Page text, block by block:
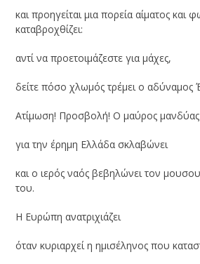
και προηγείται μια πορεία αίματος και
καταβροχθίζει:
αντί να προετοιμάζεστε για μάχες,
δείτε πόσο χλωμός τρέμει ο αδύναμος
Ατίμωση! Προσβολή! Ο μαύρος
για την έρημη Ελλάδα σκλαβώνει
και ο ιερός ναός βεβηλώνει τον
του.
Η Ευρώπη ανατριχιάζει
όταν κυριαρχεί η ημισέληνος που